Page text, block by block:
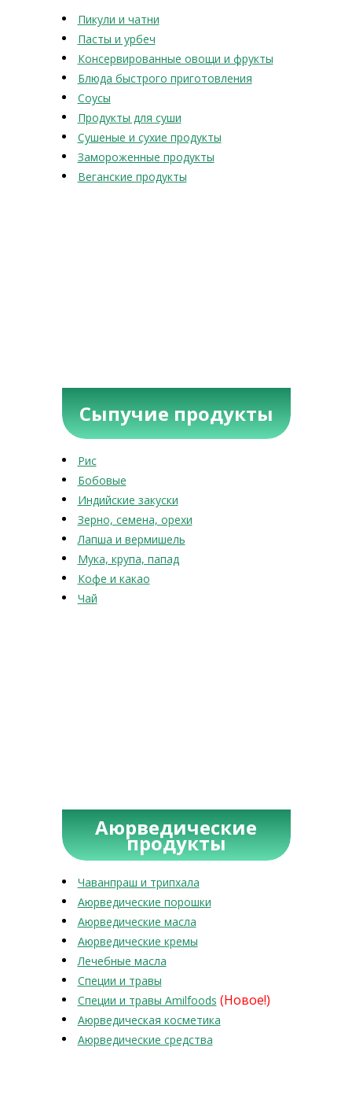
Пикули и чатни
Пасты и урбеч
Консервированные овощи и фрукты
Блюда быстрого приготовления
Соусы
Продукты для суши
Сушеные и сухие продукты
Замороженные продукты
Веганские продукты
Сыпучие продукты
Рис
Бобовые
Индийские закуски
Зерно, семена, орехи
Лапша и вермишель
Мука, крупа, папад
Кофе и какао
Чай
Аюрведические
продукты
Чаванпраш и трипхала
Аюрведические порошки
Аюрведические масла
Аюрведические кремы
Лечебные масла
Специи и травы
Специи и травы Amilfoods (Новое!)
Аюрведическая косметика
Аюрведические средства